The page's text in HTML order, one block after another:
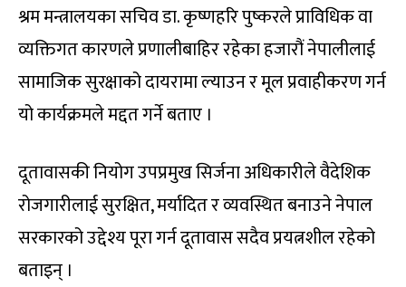
श्रम मन्त्रालयका सचिव डा. कृष्णहरि पुष्करले प्राविधिक वा
व्यक्तिगत कारणले प्रणालीबाहिर रहेका हजारौं नेपालीलाई
सामाजिक सुरक्षाको दायरामा ल्याउन र मूल प्रवाहीकरण गर्न
यो कार्यक्रमले मद्दत गर्ने बताए ।
दूतावासकी नियोग उपप्रमुख सिर्जना अधिकारीले वैदेशिक
रोजगारीलाई सुरक्षित, मर्यादित र व्यवस्थित बनाउने नेपाल
सरकारको उद्देश्य पूरा गर्न दूतावास सदैव प्रयत्नशील रहेको
बताइन् ।